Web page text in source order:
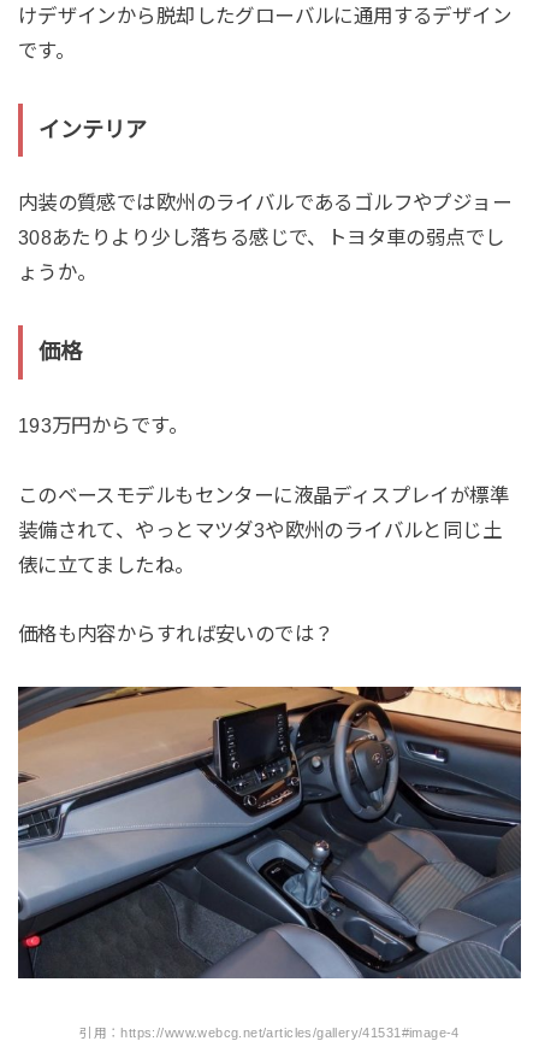
けデザインから脱却したグローバルに通用するデザイン
です。
インテリア
内装の質感では欧州のライバルであるゴルフやプジョー
308あたりより少し落ちる感じで、トヨタ車の弱点でし
ょうか。
価格
193万円からです。
このベースモデルもセンターに液晶ディスプレイが標準
装備されて、やっとマツダ3や欧州のライバルと同じ土
俵に立てましたね。
価格も内容からすれば安いのでは？
引用：https://www.webcg.net/articles/gallery/41531#image-4